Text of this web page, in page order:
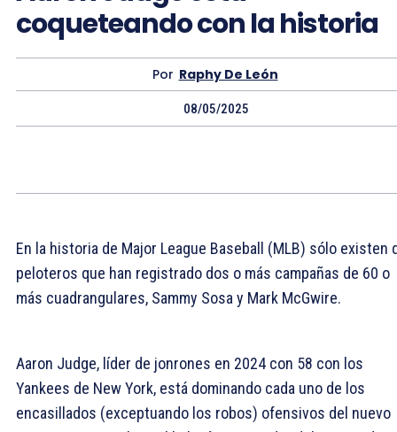
coqueteando con la historia
Por Raphy De León
08/05/2025
En la historia de Major League Baseball (MLB) sólo existen
peloteros que han registrado dos o más campañas de 60 o
más cuadrangulares, Sammy Sosa y Mark McGwire.
Aaron Judge, líder de jonrones en 2024 con 58 con los
Yankees de New York, está dominando cada uno de los
encasillados (exceptuando los robos) ofensivos del nuevo